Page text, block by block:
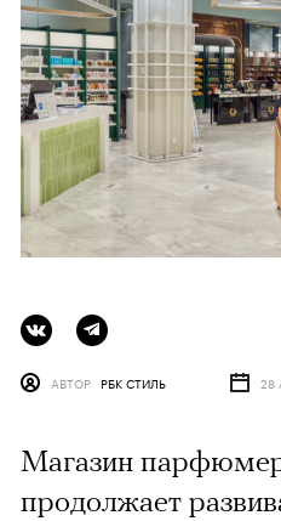
АВТОР РБК СТИЛЬ 28
Магазин
продолжает